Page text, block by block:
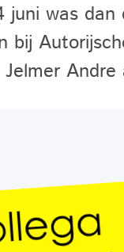
juni was
bij
Jelmer